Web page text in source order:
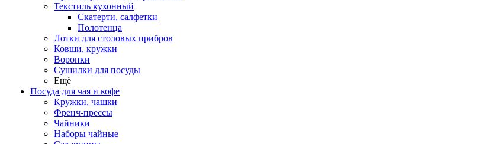
Текстиль кухонный
Скатерти, салфетки
Полотенца
Лотки для столовых прибров
Ковши, кружки
Воронки
Сушилки для посуды
Ещё
Посуда для чая и кофе
Кружки, чашки
Френч-прессы
Чайники
Наборы чайные